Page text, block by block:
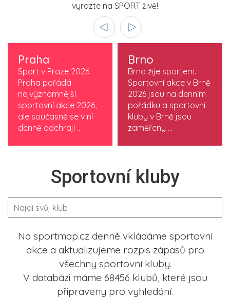
vyrazte na SPORT živě!
Praha
Sport v Praze 2026
Praha pořádá
nejvýznamnější
sportovní akce 2026,
ale současně se v ní
denně odehrají ...
Brno
Brno žije sportem.
Sportovní akce v Brně
2026 jsou na denním
pořádku a sportovní
kluby v Brně jsou
zaměřeny ...
Sportovní kluby
Na sportmap.cz denně vkládáme sportovní
akce a aktualizujeme rozpis zápasů pro
všechny sportovní kluby.
V databázi máme 68456 klubů, které jsou
připraveny pro vyhledání.